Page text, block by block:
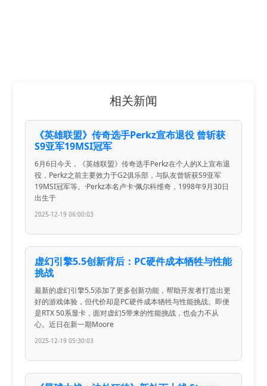
相关新闻
《英雄联盟》传奇选手Perkz宣布退役 曾斩获
S9亚军19MSI冠军
6月6日今天，《英雄联盟》传奇选手Perkz在个人的X上宣布退
役，Perkz之前主要效力于G2俱乐部，与队友曾斩获S9亚军
19MSI冠军等。·Perkz本名卢卡·佩尔科维奇，1998年9月30日
出生于
2025-12-19 06:00:03
虚幻引擎5.5创新背后：PC硬件成本牺牲与性能
挑战
最新的虚幻引擎5.5添加了更多创新功能，帮助开发者打造出更
好的游戏体验，但代价却是PC硬件成本牺牲与性能挑战。即便
是RTX 50系显卡，面对虚幻5带来的性能挑战，也会力不从
心。近日在新一期Moore
2025-12-19 05:30:03